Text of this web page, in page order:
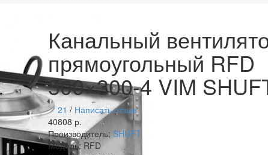
Канальный
прямоугольный RFD
500×300-4 VIM
21 / Написать отзыв
40808 р.
Производитель:SHUFT
Модель: RFD